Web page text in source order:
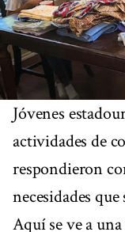
Jóvenes
actividades de
respondieron
necesidades
Aquí se ve a